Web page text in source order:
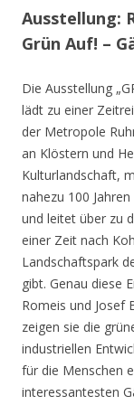
Ausstellung:
Grün Auf! –
Die Ausstellung
lädt zu einer
der Metropole
an Klöstern und
Kulturlandschaft,
nahezu 100
und leitet über zu
einer Zeit nach
Landschaftspark
gibt. Genau diese
Romeis und Josef
zeigen sie die
industriellen
für die Menschen
interessantesten